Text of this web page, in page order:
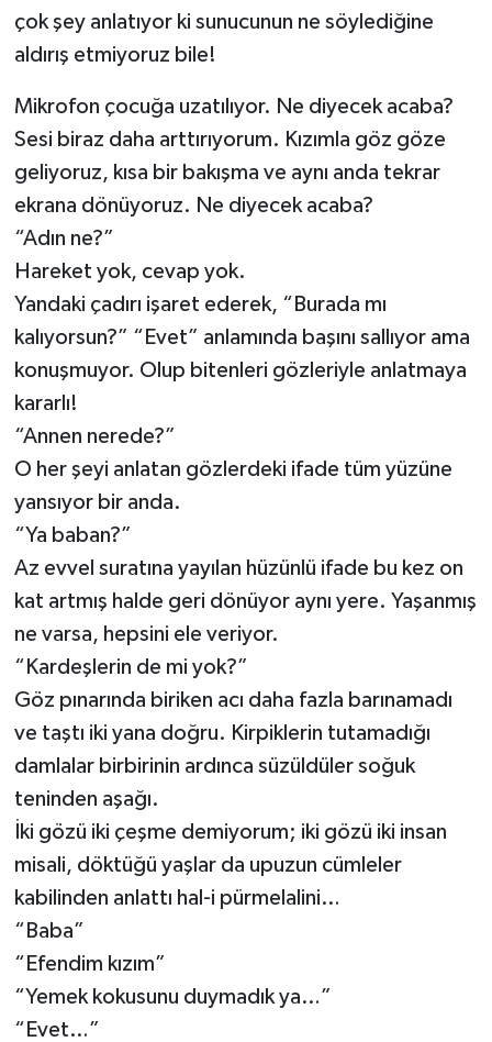
çok şey anlatıyor ki sunucunun ne söylediğine
aldırış etmiyoruz bile!
Mikrofon çocuğa uzatılıyor. Ne diyecek acaba?
Sesi biraz daha arttırıyorum. Kızımla göz göze
geliyoruz, kısa bir bakışma ve aynı anda tekrar
ekrana dönüyoruz. Ne diyecek acaba?
“Adın ne?”
Hareket yok, cevap yok.
Yandaki çadırı işaret ederek, “Burada mı
kalıyorsun?” “Evet” anlamında başını sallıyor ama
konuşmuyor. Olup bitenleri gözleriyle anlatmaya
kararlı!
“Annen nerede?”
O her şeyi anlatan gözlerdeki ifade tüm yüzüne
yansıyor bir anda.
“Ya baban?”
Az evvel suratına yayılan hüzünlü ifade bu kez on
kat artmış halde geri dönüyor aynı yere. Yaşanmış
ne varsa, hepsini ele veriyor.
“Kardeşlerin de mi yok?”
Göz pınarında biriken acı daha fazla barınamadı
ve taştı iki yana doğru. Kirpiklerin tutamadığı
damlalar birbirinin ardınca süzüldüler soğuk
teninden aşağı.
İki gözü iki çeşme demiyorum; iki gözü iki insan
misali, döktüğü yaşlar da upuzun cümleler
kabilinden anlattı hal-i pürmelalini…
“Baba”
“Efendim kızım”
“Yemek kokusunu duymadık ya…”
“Evet…”